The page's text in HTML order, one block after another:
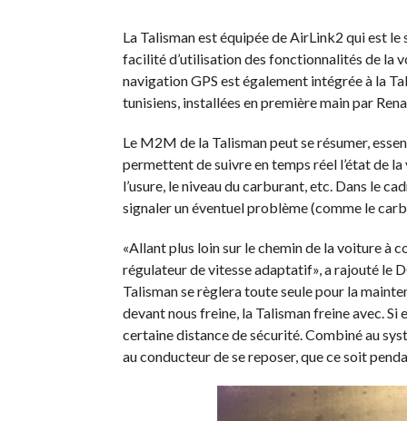
La Talisman est équipée de AirLink2 qui est
facilité d’utilisation des fonctionnalités de la
navigation GPS est également intégrée à la
tunisiens, installées en première main par
Le M2M de la Talisman peut se résumer,
permettent de suivre en temps réel l’état de
l’usure, le niveau du carburant, etc. Dans le
signaler un éventuel problème (comme le
«Allant plus loin sur le chemin de la voiture à
régulateur de vitesse adaptatif», a rajouté le
Talisman se règlera toute seule pour la
devant nous freine, la Talisman freine avec. Si
certaine distance de sécurité. Combiné au
au conducteur de se reposer, que ce soit